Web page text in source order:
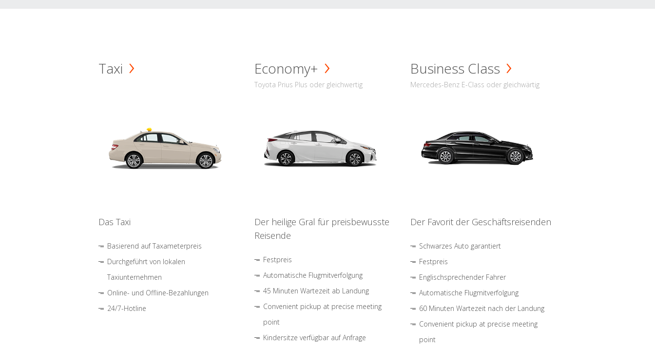
Taxi
Das Taxi
Basierend auf Taxameterpreis
Durchgeführt von lokalen
Taxiunternehmen
Online- und Offline-Bezahlungen
24/7-Hotline
Economy+
Toyota Prius Plus oder gleichwertig
Der heilige Gral für preisbewusste
Reisende
Festpreis
Automatische Flugmitverfolgung
45 Minuten Wartezeit ab Landung
Convenient pickup at precise meeting
point
Kindersitze verfügbar auf Anfrage
Business Class
Mercedes-Benz E-Class oder gleichwärtig
Der Favorit der Geschäftsreisenden
Schwarzes Auto garantiert
Festpreis
Englischsprechender Fahrer
Automatische Flugmitverfolgung
60 Minuten Wartezeit nach der Landung
Convenient pickup at precise meeting
point